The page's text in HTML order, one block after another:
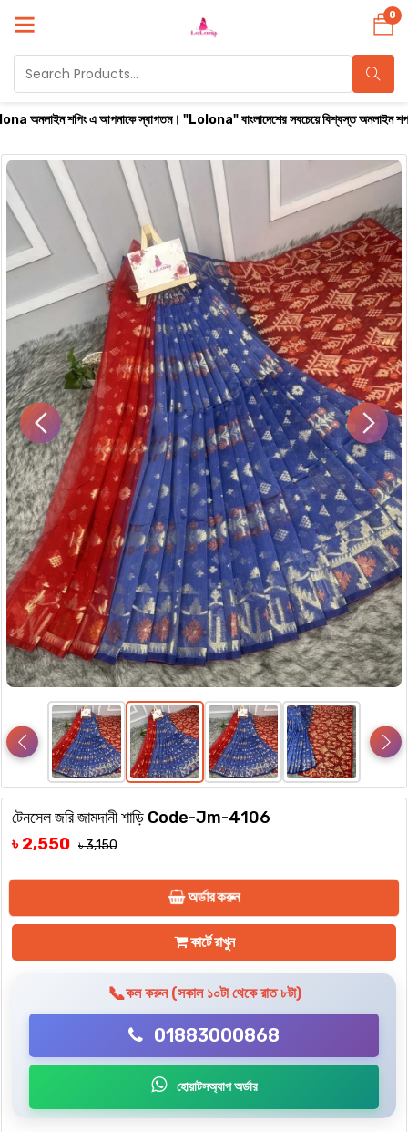
এ আপনাকে স্বাগতম। "Lolona" বাংলাদেশের সবচেয়ে বিশ্বস্ত অনলাইন শপ। সারা বাংলাদেশে
0
টেনসেল জরি জামদানী শাড়ি Code-Jm-4106
৳ 2,550 ৳ 3,150
অর্ডার করুন
কার্টে রাখুন
📞কল করুন (সকাল ১০টা থেকে রাত ৮টা)
01883000868
হোয়াটসঅ্যাপ অর্ডার